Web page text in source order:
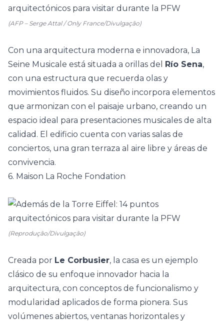
(AFP – Serge Attal / Only France/Divulgação)
Con una arquitectura moderna e innovadora, La
Seine Musicale está situada a orillas del Río Sena,
con una estructura que recuerda olas y
movimientos fluidos. Su diseño incorpora elementos
que armonizan con el paisaje urbano, creando un
espacio ideal para presentaciones musicales de alta
calidad. El edificio cuenta con varias salas de
conciertos, una gran terraza al aire libre y áreas de
convivencia.
6. Maison La Roche Fondation
(Reprodução/Divulgação)
Creada por Le Corbusier, la casa es un ejemplo
clásico de su enfoque innovador hacia la
arquitectura, con conceptos de funcionalismo y
modularidad aplicados de forma pionera. Sus
volúmenes abiertos, ventanas horizontales y